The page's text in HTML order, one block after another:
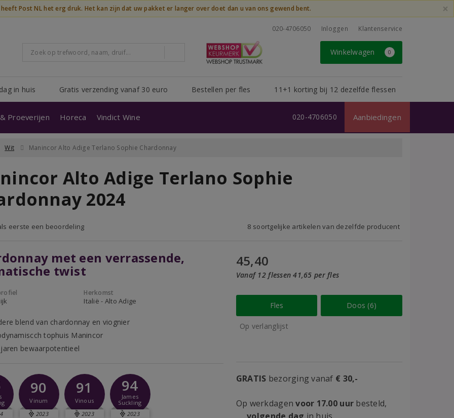
Post NL het erg druk. Het kan zijn dat uw pakket er langer over doet dan u van ons gewend bent. ×
020-4706050 Inloggen Klantenservice
Winkelwagen 0
in huis Gratis verzending vanaf 30 euro Bestellen per fles 11+1 korting bij 12 dezelfde flessen
Proeverijen Horeca Vindict Wine Aanbiedingen
020-4706050
Wit Manincor Alto Adige Terlano Sophie Chardonnay
Alto Adige Terlano Sophie
2024
eerste een beoordeling 8 soortgelijke artikelen van dezelfde producent
met een verrassende,
twist
Herkomst
Italië - Alto Adige
blend van chardonnay en viognier
tophuis Manincor
jaren bewaarpotentieel
90
Vinum
2023
91
Vinous
2023
94
James
Suckling
2023
45,40
Vanaf 12 flessen 41,65 per fles
Fles Doos (6)
Op verlanglijst
GRATIS bezorging vanaf € 30,-
Op werkdagenvoor 17.00 uur besteld,